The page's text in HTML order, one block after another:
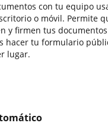
con tu equipo
o móvil. Permite
y firmen tus
hacer tu formulario
lugar.